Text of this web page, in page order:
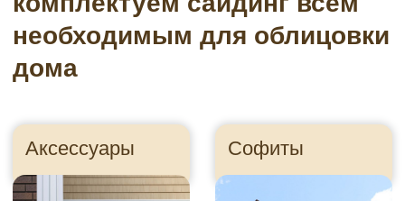
Пленки